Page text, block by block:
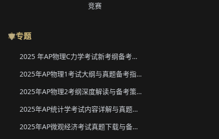
竞赛
专题
2025 年AP物理C力学考试新考纲备考要点与真题下载
2025年AP物理1考试大纲与真题备考指南
2025年AP物理2考纲深度解读与备考策略
2025年AP统计学考试内容详解与真题教材下载
2025年AP微观经济考试真题下载与备考要点